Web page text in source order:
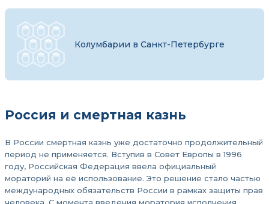
Колумбарии в Санкт-Петербурге
Россия и смертная казнь
В России смертная казнь уже достаточно продолжительный
период не применяется. Вступив в Совет Европы в 1996
году, Российская Федерация ввела официальный
мораторий на её использование. Это решение стало частью
международных обязательств России в рамках защиты прав